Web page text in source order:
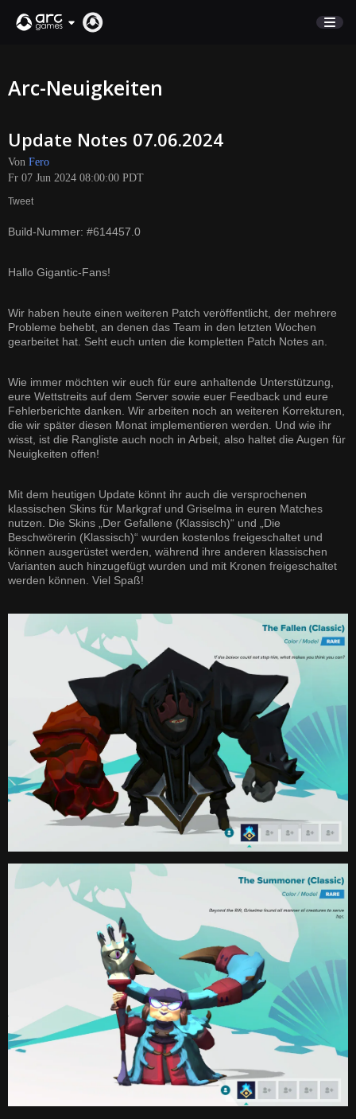
KUNDENSERVICE
Anmelden
Français
Pусский
Arc-Neuigkeiten
Update Notes 07.06.2024
Von Fero
Fr 07 Jun 2024 08:00:00 PDT
Tweet
Build-Nummer: #614457.0
Hallo Gigantic-Fans!
Wir haben heute einen weiteren Patch veröffentlicht, der mehrere
Probleme behebt, an denen das Team in den letzten Wochen
gearbeitet hat. Seht euch unten die kompletten Patch Notes an.
Wie immer möchten wir euch für eure anhaltende Unterstützung,
eure Wettstreits auf dem Server sowie euer Feedback und eure
Fehlerberichte danken. Wir arbeiten noch an weiteren Korrekturen,
die wir später diesen Monat implementieren werden. Und wie ihr
wisst, ist die Rangliste auch noch in Arbeit, also haltet die Augen für
Neuigkeiten offen!
Mit dem heutigen Update könnt ihr auch die versprochenen
klassischen Skins für Markgraf und Griselma in euren Matches
nutzen. Die Skins „Der Gefallene (Klassisch)“ und „Die
Beschwörerin (Klassisch)“ wurden kostenlos freigeschaltet und
können ausgerüstet werden, während ihre anderen klassischen
Varianten auch hinzugefügt wurden und mit Kronen freigeschaltet
werden können. Viel Spaß!